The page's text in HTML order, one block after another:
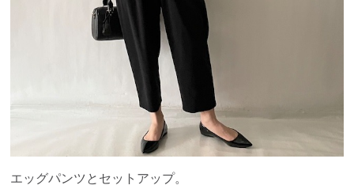
エッグパンツとセットアップ。